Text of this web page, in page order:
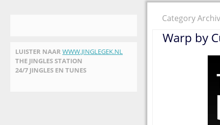
LUISTER NAAR WWW.JINGLEGEK.NL
THE JINGLES STATION
24/7 JINGLES EN TUNES
Category
Warp by